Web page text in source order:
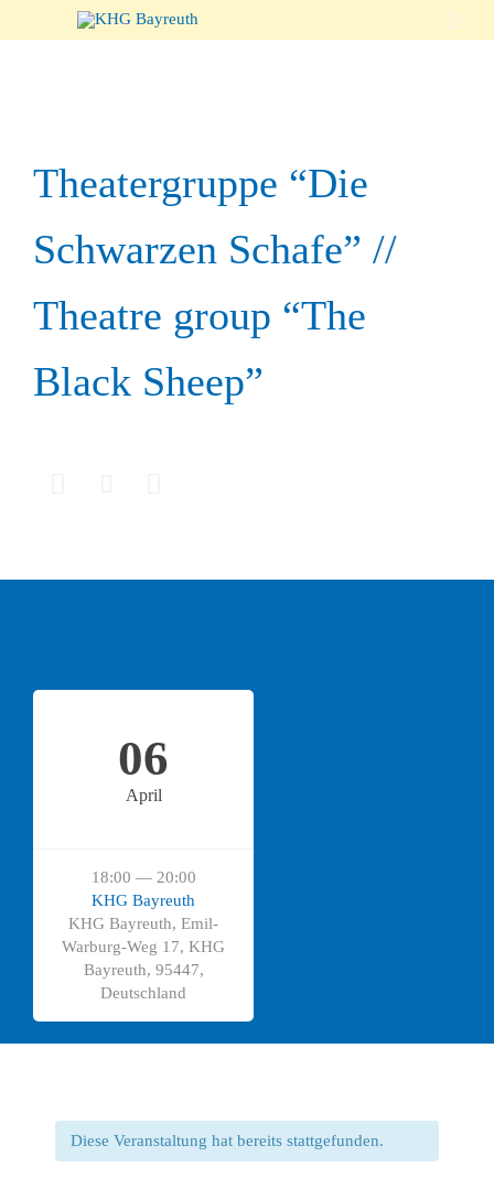

Theatergruppe “Die
Schwarzen Schafe” //
Theatre group “The
Black Sheep”
06
April
18:00 — 20:00
KHG Bayreuth
KHG Bayreuth, Emil-
Warburg-Weg 17, KHG
Bayreuth, 95447,
Deutschland
Diese Veranstaltung hat bereits stattgefunden.